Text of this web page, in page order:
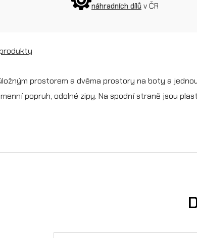
náhradních dílů v ČR
prostorem a dvěma prostory na boty a
popruh, odolné zipy. Na spodní straně jsou